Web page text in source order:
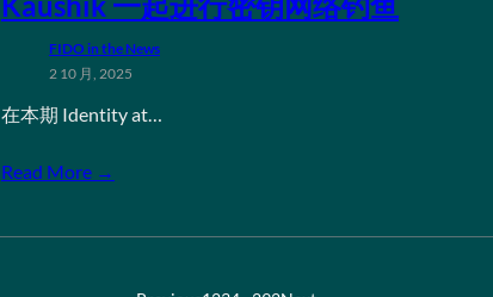
FIDO in the News
2 10 月, 2025
在本期 Identity at…
Read More →